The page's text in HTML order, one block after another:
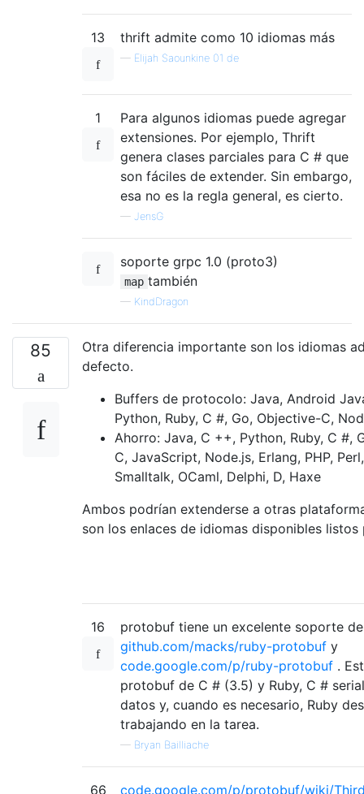
13 thrift admite como 10 idiomas más
— Elijah Saounkine 01 de
1
Para algunos idiomas puede agregar
extensiones. Por ejemplo, Thrift
genera clases parciales para C # que
son fáciles de extender. Sin embargo,
esa no es la regla general, es cierto.
— JensG
soporte grpc 1.0 (proto3)
map también
— KindDragon
85
Otra diferencia importante son los idiomas
defecto.
Buffers de protocolo: Java, Android
Python, Ruby, C #, Go, Objective-C,
Ahorro: Java, C ++, Python, Ruby, C #,
C, JavaScript, Node.js, Erlang, PHP,
Smalltalk, OCaml, Delphi, D, Haxe
Ambos podrían extenderse a otras
son los enlaces de idiomas disponibles listos
16
protobuf tiene un excelente soporte
github.com/macks/ruby-protobuf y
code.google.com/p/ruby-protobuf .
protobuf de C # (3.5) y Ruby, C #
datos y, cuando es necesario, Ruby
trabajando en la tarea.
— Bryan Bailliache
66
code.google.com/p/protobuf/wiki/